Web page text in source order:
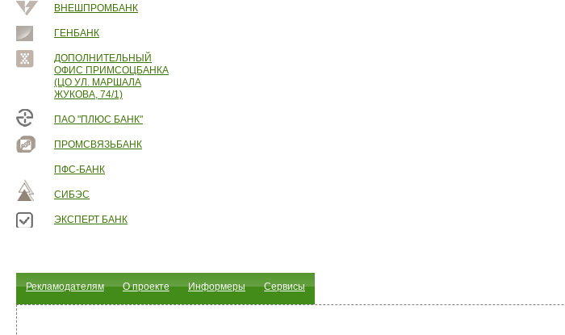
ВНЕШПРОМБАНК
ГЕНБАНК
ДОПОЛНИТЕЛЬНЫЙ
ОФИС ПРИМСОЦБАНКА
(ЦО УЛ. МАРШАЛА
ЖУКОВА, 74/1)
ПАО "ПЛЮС БАНК"
ПРОМСВЯЗЬБАНК
ПФС-БАНК
СИБЭС
ЭКСПЕРТ БАНК
Рекламодателям О проекте Информеры Сервисы